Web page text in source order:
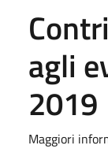
agli
2019
Maggiori